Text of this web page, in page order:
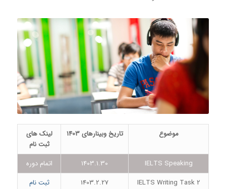
موضوع تاریخ وبینارهای 1403
لینک های
ثبت نام
IELTS Speaking
1403.1.30
اتمام دوره
IELTS Writing Task 2
1403.2.27
ثبت نام